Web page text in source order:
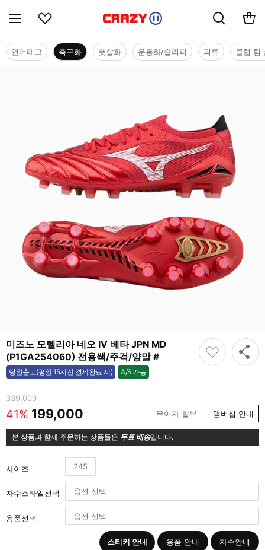
언더테크 축구화 풋살화 운동화/슬리퍼 의류 클럽 팀
미즈노 모렐리아 네오 IV 베타 JPN MD
(P1GA254060) 전용쌕/주걱/양말 #
당일출고(평일 15시전 결제완료 시) A/S 가능
가능
339,000
41% 199,000 무이자 할부 맴버십 안내
본 상품과 함께 주문하는 상품들은 무료 배송입니다.
사이즈 245
자수스타일선택
용품선택
스티커 안내 용품 안내 자수안내